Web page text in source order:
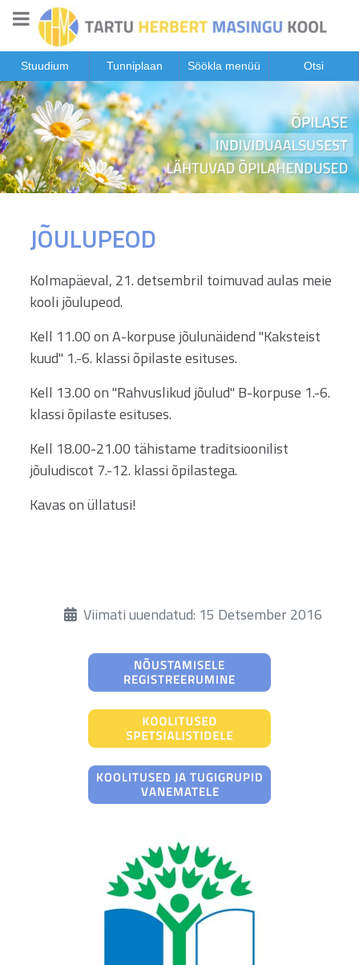
Stuudium Tunniplaan Söökla menüü Otsi
JÕULUPEOD
Kolmapäeval, 21. detsembril toimuvad aulas meie
kooli jõulupeod.
Kell 11.00 on A-korpuse jõulunäidend "Kaksteist
kuud" 1.-6. klassi õpilaste esituses.
Kell 13.00 on "Rahvuslikud jõulud" B-korpuse 1.-6.
klassi õpilaste esituses.
Kell 18.00-21.00 tähistame traditsioonilist
jõuludiscot 7.-12. klassi õpilastega.
Kavas on üllatusi!
ÜksikasjadViimati uuendatud: 15 Detsember 2016